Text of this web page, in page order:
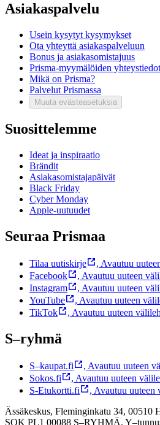
Asiakaspalvelu
Usein kysytyt kysymykset
Ota yhteyttä asiakaspalveluun
Bonus ja asiakasomistajuus
Prisma-myymälöiden yhteystiedot
Mikä on Prisma?
Palvelut Prismassa
Muuta evästeasetuksia
Suosittelemme
Ideat ja inspiraatio
Brändit
Asiakasomistajapäivät
Black Friday
Cyber Monday
Apple-uutuudet
Seuraa Prismaa
Tilaa uutiskirje , Avautuu
Facebook
, Avautuu uuteen
Instagram
, Avautuu uuteen
YouTube
, Avautuu uuteen
TikTok
, Avautuu uuteen
S–ryhmä
S–kaupat.fi , Avautuu uuteen
Sokos.fi
, Avautuu uuteen
S-Etukortti.fi
, Avautuu uuteen
Ässäkeskus, Fleminginkatu 34, 00510
SOK PL1 00088 S–RYHMÄ,